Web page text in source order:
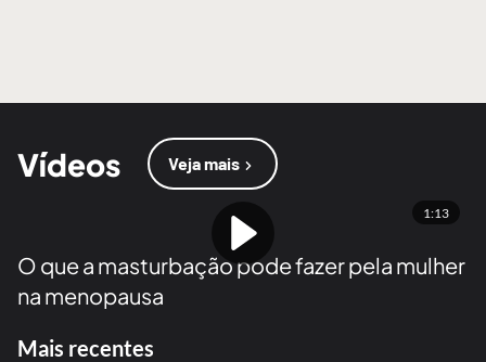
Vídeos Veja mais
1:13
O que a masturbação pode fazer pela mulher
na menopausa
Mais recentes